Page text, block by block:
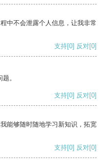
中不会泄露个人信息，让我非常
支持[0] 反对[0]
。
支持[0] 反对[0]
能够随时随地学习新知识，拓宽
支持[0] 反对[0]